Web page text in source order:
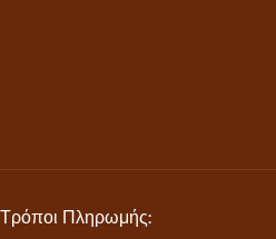
Τρόποι Πληρωμής: